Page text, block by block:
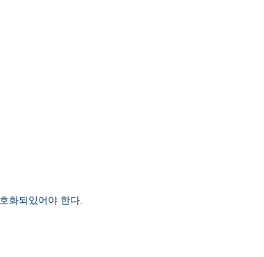
화되있어야 한다.